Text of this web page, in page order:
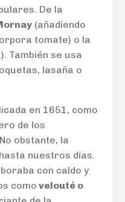
De la
(añadiendo
tomate) o la
También se usa
lasaña o
en 1651, como
de los
obstante, la
nuestros días.
con caldo y
como velouté o